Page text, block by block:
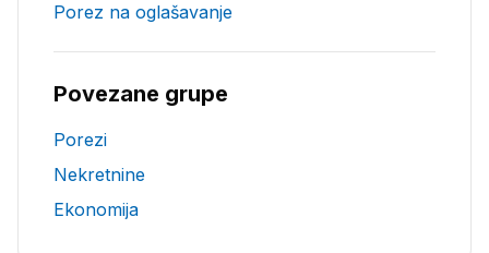
Porez na oglašavanje
Povezane grupe
Porezi
Nekretnine
Ekonomija